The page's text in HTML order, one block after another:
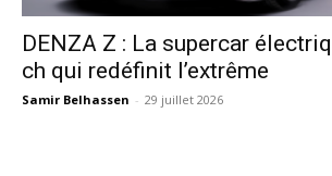
DENZA Z : La supercar
ch qui redéfinit l’extrême
Samir Belhassen - 29 juillet 2026